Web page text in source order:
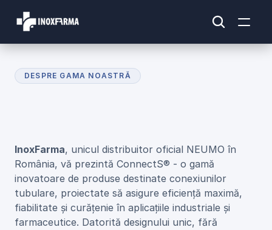
DESPRE GAMA NOASTRĂ
InoxFarma, unicul distribuitor oficial NEUMO în
România, vă prezintă ConnectS® - o gamă
inovatoare de produse destinate conexiunilor
tubulare, proiectate să asigure eficiență maximă,
fiabilitate și curățenie în aplicațiile industriale și
farmaceutice. Datorită designului unic, fără